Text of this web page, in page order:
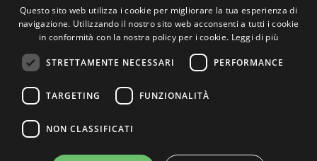
Questo sito web utilizza i cookie per migliorare la tua esperienza di
navigazione. Utilizzando il nostro sito web acconsenti a tutti i cookie
in conformità con la nostra policy per i cookie. Leggi di più
STRETTAMENTE NECESSARI PERFORMANCE
TARGETING FUNZIONALITÀ
NON CLASSIFICATI